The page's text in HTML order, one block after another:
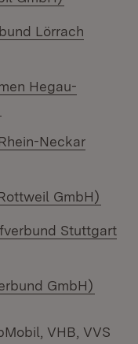
Lörrach
Hegau-
Neckar
GmbH)
Stuttgart
GmbH)
VHB, VVS